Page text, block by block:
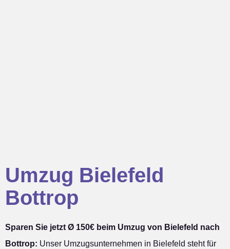
Umzug Bielefeld
Bottrop
Sparen Sie jetzt Ø 150€ beim Umzug von Bielefeld nach
Bottrop: Unser Umzugsunternehmen in Bielefeld steht für